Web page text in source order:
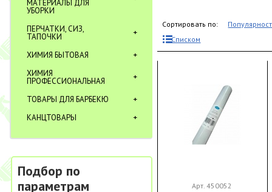
МАТЕРИАЛЫ ДЛЯ
УБОРКИ
ПЕРЧАТКИ, СИЗ,
ТАПОЧКИ
ХИМИЯ БЫТОВАЯ
ХИМИЯ
ПРОФЕССИОНАЛЬНАЯ
ТОВАРЫ ДЛЯ БАРБЕКЮ
КАНЦТОВАРЫ
Подбор по
параметрам
Сортировать по:
Списком
Арт. 450052